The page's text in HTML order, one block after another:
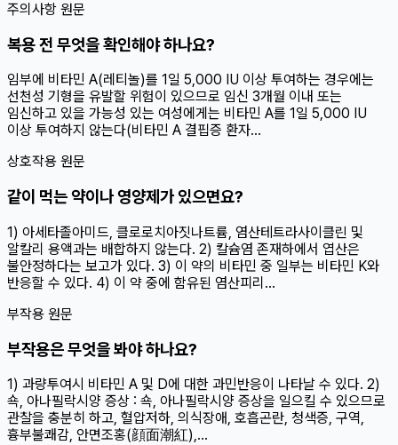
주의사항 원문
복용 전 무엇을 확인해야 하나요?
임부에 비타민 A(레티놀)를 1일 5,000 IU 이상 투여하는 경우에는
선천성 기형을 유발할 위험이 있으므로 임신 3개월 이내 또는
임신하고 있을 가능성 있는 여성에게는 비타민 A를 1일 5,000 IU
이상 투여하지 않는다(비타민 A 결핍증 환자...
상호작용 원문
같이 먹는 약이나 영양제가 있으면요?
1) 아세타졸아미드, 클로로치아짓나트륨, 염산테트라사이클린 및
알칼리 용액과는 배합하지 않는다. 2) 칼슘염 존재하에서 엽산은
불안정하다는 보고가 있다. 3) 이 약의 비타민 중 일부는 비타민 K와
반응할 수 있다. 4) 이 약 중에 함유된 염산피리...
부작용 원문
부작용은 무엇을 봐야 하나요?
1) 과량투여시 비타민 A 및 D에 대한 과민반응이 나타날 수 있다. 2)
쇽, 아나필락시양 증상 : 쇽, 아나필락시양 증상을 일으킬 수 있으므로
관찰을 충분히 하고, 혈압저하, 의식장애, 호흡곤란, 청색증, 구역,
흉부불쾌감, 안면조홍(顔面潮紅),...